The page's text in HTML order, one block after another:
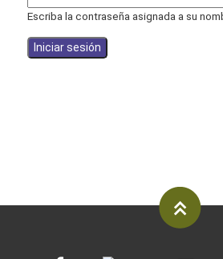
Escriba la contraseña asignada a su